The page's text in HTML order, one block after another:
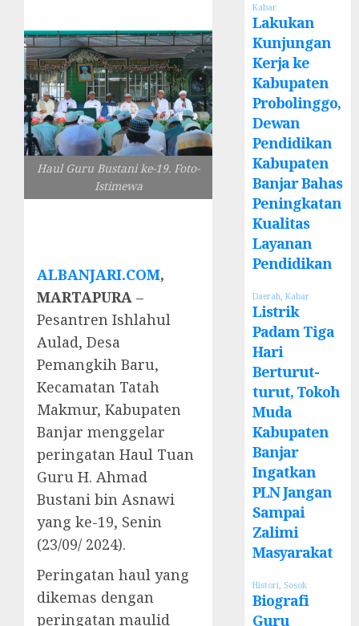
Haul Guru Bustani ke-19. Foto-
Istimewa
ALBANJARI.COM,
MARTAPURA –
Pesantren Ishlahul
Aulad, Desa
Pemangkih Baru,
Kecamatan Tatah
Makmur, Kabupaten
Banjar menggelar
peringatan Haul Tuan
Guru H. Ahmad
Bustani bin Asnawi
yang ke-19, Senin
(23/09/ 2024).
Peringatan haul yang
dikemas dengan
peringatan maulid
Kabar
Lakukan
Kunjungan
Kerja ke
Kabupaten
Probolinggo,
Dewan
Pendidikan
Kabupaten
Banjar Bahas
Peningkatan
Kualitas
Layanan
Pendidikan
Daerah ,Kabar
Listrik
Padam Tiga
Hari
Berturut-
turut, Tokoh
Muda
Kabupaten
Banjar
Ingatkan
PLN Jangan
Sampai
Zalimi
Masyarakat
Histori, Sosok
Biografi
Guru